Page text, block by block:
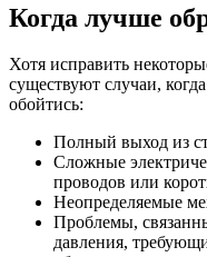
Когда лучше
Хотя исправить
существуют случаи,
обойтись:
Полный выход из
Сложные
проводов или
Неопределяемые
Проблемы,
давления,